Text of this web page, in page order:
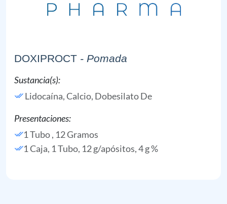
DOXIPROCT - Pomada
Sustancia(s):
Lidocaína,Calcio, Dobesilato De
Presentaciones:
1 Tubo , 12 Gramos
1 Caja, 1 Tubo, 12 g/apósitos, 4 g %